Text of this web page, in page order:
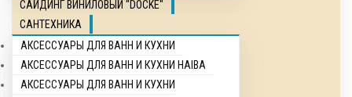
САЙДИНГ ВИНИЛОВЫЙ "DOCKE"
САНТЕХНИКА
АКСЕССУАРЫ ДЛЯ ВАНН И КУХНИ
АКСЕССУАРЫ ДЛЯ ВАНН И КУХНИ HAIBA
АКСЕССУАРЫ ДЛЯ ВАНН И КУХНИ